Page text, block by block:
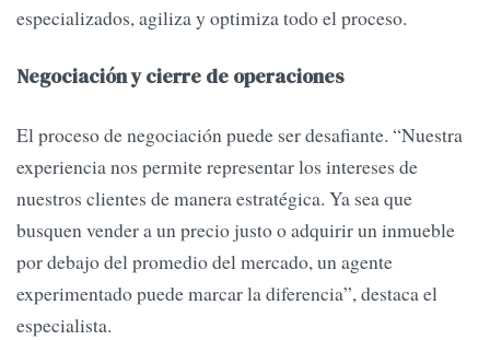
especializados, agiliza y optimiza todo el proceso.
Negociación y cierre de operaciones
El proceso de negociación puede ser desafiante. “Nuestra
experiencia nos permite representar los intereses de
nuestros clientes de manera estratégica. Ya sea que
busquen vender a un precio justo o adquirir un inmueble
por debajo del promedio del mercado, un agente
experimentado puede marcar la diferencia”, destaca el
especialista.